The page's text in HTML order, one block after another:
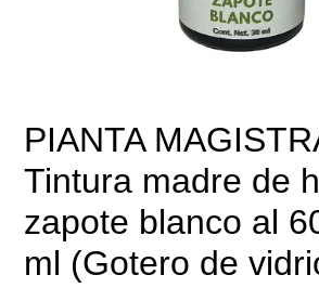
PIANTA
Tintura madre de
zapote blanco al
ml (Gotero de